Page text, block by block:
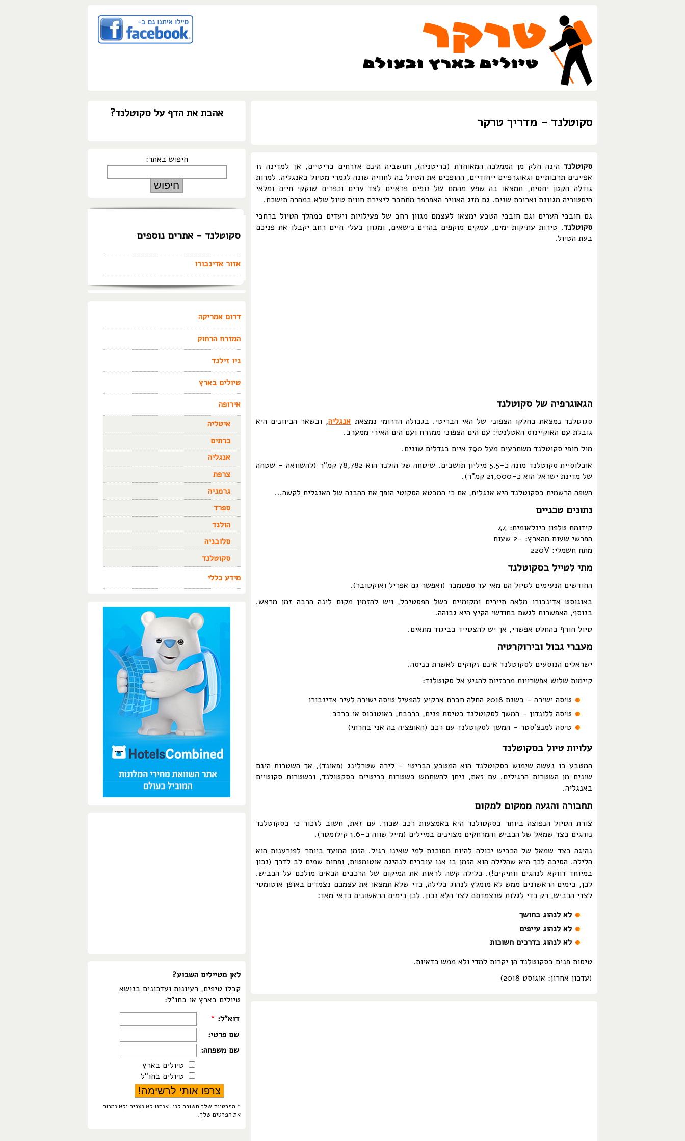
סקוטלנד - מדריך טרקר
סקוטלנד הינה חלק מן הממלכה המאוחדת (בריטניה), ותושביה הינם אזרחים בריטיים, אך למדינה זו
אפיינים תרבותיים וגאוגרפיים ייחודיים, ההופכים את הטיול בה לחוויה שונה לגמרי מטיול באנגליה. למרות
גודלה הקטן יחסית, תמצאו בה שפע מהמם של נופים פראיים לצד ערים וכפרים שוקקי חיים ומלאי
היסטוריה מגוונת וארוכת שנים. גם מזג האוויר האפרפר מתחבר ליצירת חווית טיול שלא במהרה תישכח.
גם חובבי הערים וגם חובבי הטבע ימצאו לעצמם מגוון רחב של פעילויות ויעדים במהלך הטיול ברחבי
סקוטלנד. טירות עתיקות ימים, עמקים מוקפים בהרים נישאים, ומגוון בעלי חיים רחב יקבלו את פניכם
בעת הטיול.
הגאוגרפיה של סקוטלנד
סגוטלנד נמצאת בחלקו הצפוני של האי הבריטי. בגבולה הדרומי נמצאת אנגליה, ובשאר הכיוונים היא
גובלת עם האוקיינוס האטלנטי: עם הים הצפוני ממזרח ועם הים האירי ממערב.
מול חופי סקוטלנד משתרעים מעל 790 איים בגדלים שונים.
אוכלוסיית סקוטלנד מונה כ-5.5 מיליון תושבים. שיטחה של הולנד הוא 78,782 קמ"ר (להשוואה - שטחה
של מדינת ישראל הוא כ-21,000 קמ"ר).
השפה הרשמית בסקוטלנד היא אנגלית, אם כי המבטא הסקוטי הופך את ההבנה של האנגלית לקשה...
נתונים טכניים
קידומת טלפון בינלאומית: 44
הפרשי שעות מהארץ: -2
שעות
מתח חשמלי: 220V
מתי לטייל בסקוטלנד
החודשים הנעימים לטיול הם מאי עד ספטמבר (ואפשר גם אפריל ואוקטובר).
באוגוסט אדינבורו מלאה תיירים ומקומיים בשל הפסטיבל, ויש להזמין מקום לינה הרבה זמן מראש.
בנוסף, האפשרות לגשם בחודשי הקיץ היא גבוהה.
טיול חורף בהחלט אפשרי, אך יש להצטייד בביגוד מתאים.
מעברי גבול ובירוקרטיה
ישראלים הנוסעים לסקוטלנד אינם זקוקים לאשרת כניסה.
קיימות שלוש אפשרויות מרכזיות להגיע אל סקוטלנד:
טיסה ישירה - בשנת 2018 החלה חברת ארקיע להפעיל טיסה ישירה לעיר אדינבורו
טיסה ללונדון - המשך לסקוטלנד בטיסת פנים, ברכבת, באוטובוס או ברכב
טיסה למנצ'סטר - המשך לסקוטלנד עם רכב (האופציה בה אני בחרתי)
עלויות טיול בסקוטלנד
המטבע בו נעשה שימוש בסקוטלנד הוא המטבע הבריטי - לירה שטרלינג (פאונד), אך השטרות הינם
שונים מן השטרות הרגילים. עם זאת, ניתן להשתמש בשטרות בריטיים בסקטולנד, ובשטרות סקוטיים
באנגליה.
תחבורה והגעה ממקום למקום
צורת הטיול הנפוצה ביותר בסקטולנד היא באמצעות רכב שכור. עם זאת, חשוב לזכור כי בסקוטלנד
נוהגים בצד שמאל של הכביש והמרחקים מצוינים במיילים (מייל שווה כ-1.6 קילומטר).
נהיגה בצד שמאל של הכביש יכולה להיות מסוכנת למי שאינו רגיל. הזמן המועד ביותר לפורענות הוא
הלילה. הסיבה לכך היא שהלילה הוא הזמן בו אנו עוברים לנהיגה אוטומטית, ופחות שמים לב לדרך (נכון
במיוחד דווקא לנהגים וותיקים!). בלילה קשה לראות את המיקום של הרכבים הבאים מולכם על הכביש.
לכן, בימים הראשונים ממש לא מומלץ לנהוג בלילה, כדי שלא תמצאו את עצמכם נצמדים באופן אוטומטי
לצדי הכביש, רק כדי לגלות שנצמדתם לצד הלא נכון. לכן בימים הראשונים כדאי מאד:
לא לנהוג בחושך
לא לנהוג עייפים
לא לנהוג בדרכים חשוכות
טיסות פנים בסקוטלנד הן יקרות למדי ולא ממש כדאיות.
(עדכון אחרון: אוגוסט 2018)
אהבת את הדף על סקוטלנד?
חיפוש באתר:
סקוטלנד - אתרים נוספים
אזור אדינבורו
דרום אמריקה
המזרח הרחוק
ניו זילנד
טיולים בארץ
אירופה
איטליה
כרתים
אנגליה
צרפת
גרמניה
ספרד
הולנד
סלובניה
סקוטלנד
מידע כללי
לאן מטיילים השבוע?
קבלו טיפים, רעיונות ועדכונים בנושא
טיולים בארץ או בחו"ל:
דוא"ל: *
שם פרטי:
שם משפחה:
טיולים בארץ
טיולים בחו"ל
* הפרטיות שלך חשובה לנו. אנחנו לא נעביר ולא נמכור
את הפרטים שלך.